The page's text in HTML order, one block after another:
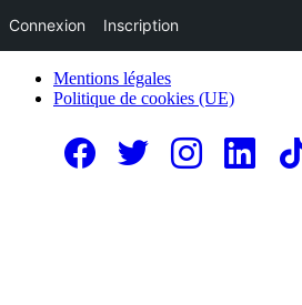
Mentions légales
Politique de cookies (UE)
Connexion Inscription